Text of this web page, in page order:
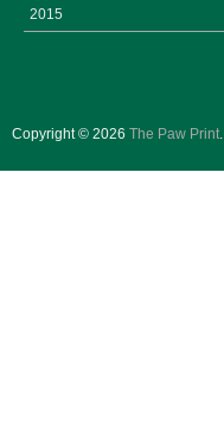
2015
Copyright © 2026 The Paw Print.